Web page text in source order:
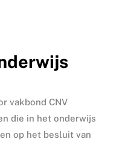
vakbond CNV
die in het onderwijs
op het besluit van